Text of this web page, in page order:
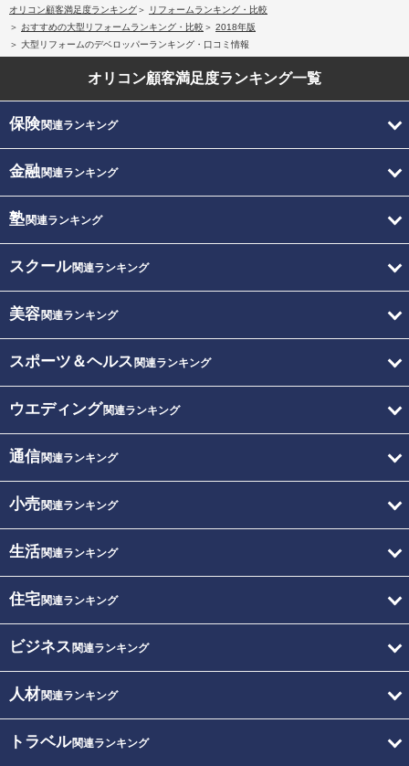
オリコン顧客満足度ランキング
リフォームランキング・比較
おすすめの大型リフォームランキング・比較
2018年版
大型リフォームのデベロッパーランキング・口コミ情報
オリコン顧客満足度ランキング一覧
保険関連ランキング
金融関連ランキング
塾関連ランキング
スクール関連ランキング
美容関連ランキング
スポーツ＆ヘルス 関連ランキング
ウエディング関連ランキング
通信関連ランキング
小売関連ランキング
生活関連ランキング
住宅関連ランキング
ビジネス 関連ランキング
人材関連ランキング
トラベル関連ランキング